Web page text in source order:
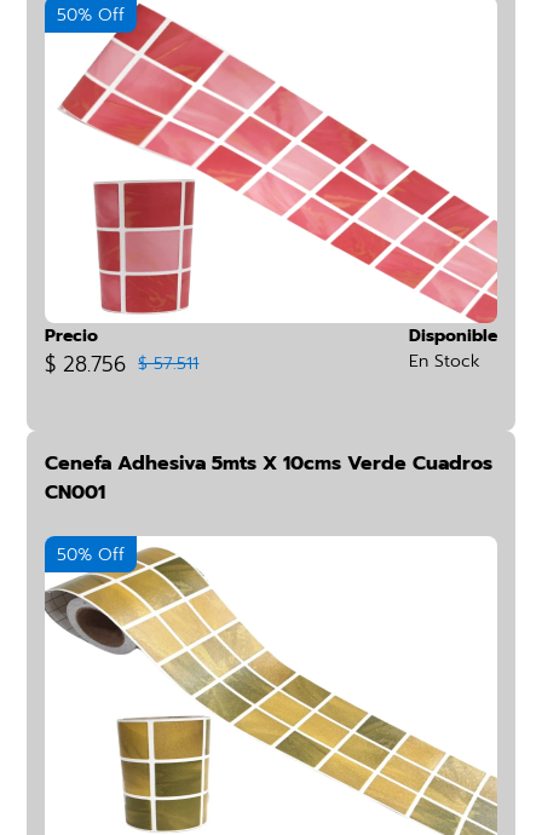
50% Off
Precio
$ 28.756 $ 57.511
Disponible
En Stock
Cenefa Adhesiva 5mts X 10cms Verde Cuadros
CN001
50% Off